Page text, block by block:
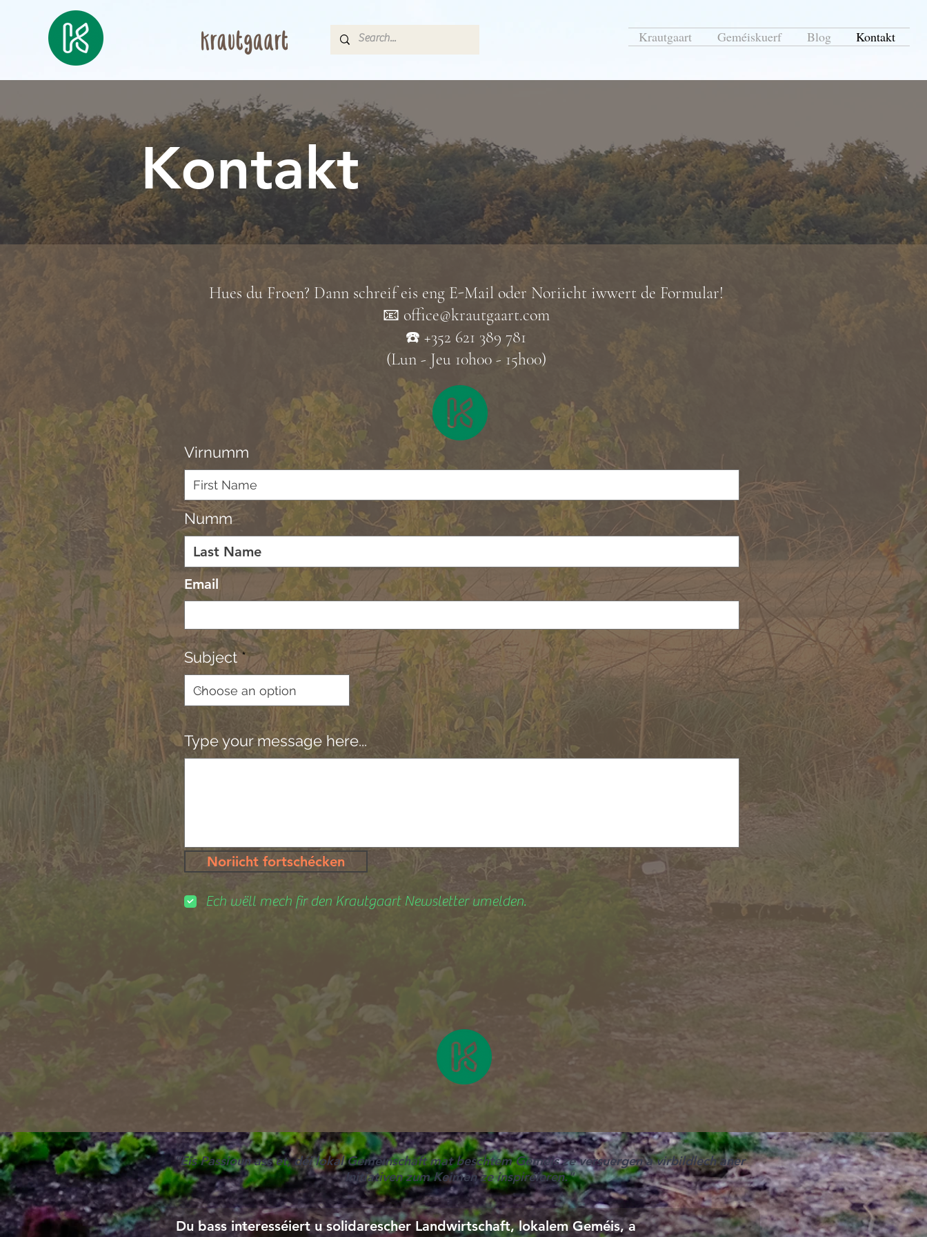
Krautgaart Geméiskuerf Blog Kontakt
Kontakt
Hues du Froen? Dann schreif eis eng E-Mail oder Noriicht iwwert de Formular!
📧 office@krautgaart.com
☎️ +352 621 389 781
(Lun - Jeu 10h00 - 15h00)
Virnumm
Numm
Email
Subject
Type your message here...
Noriicht fortschécken
Ech wëll mech fir den Krautgaart Newsletter umelden.
"Eis Passioun ass et, déi lokal Gemeinschaft mat beschtem Geméis ze versuergen a virbildlech aner
Initiativen zum Keimen ze inspiréieren."
Du bass interesséiert u solidarescher Landwirtschaft, lokalem Geméis, a